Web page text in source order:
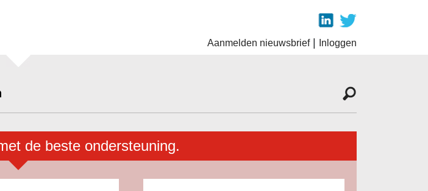
Aanmelden nieuwsbrief| Inloggen
de beste ondersteuning.